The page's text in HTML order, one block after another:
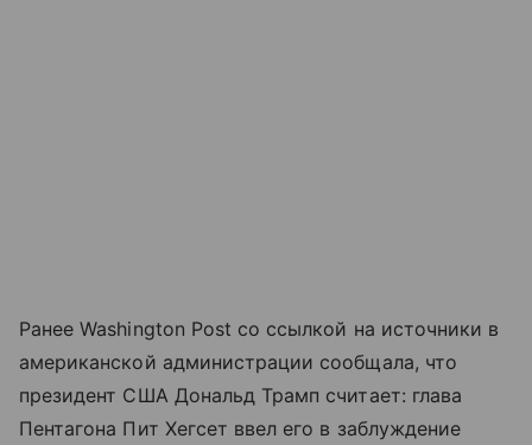
Ранее Washington Post со ссылкой на источники в
американской администрации сообщала, что
президент США Дональд Трамп считает: глава
Пентагона Пит Хегсет ввел его в заблуждение